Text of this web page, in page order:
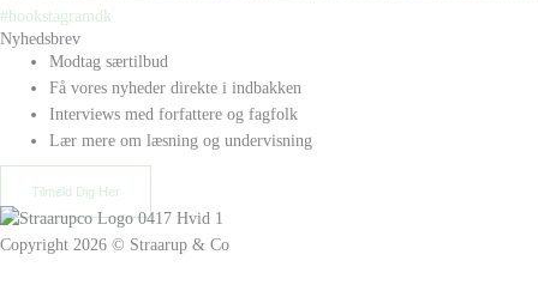
Nyhedsbrev
Modtag særtilbud
Få vores nyheder direkte i indbakken
Interviews med forfattere og fagfolk
Lær mere om læsning og undervisning
Tilmeld Dig Her
Copyright 2026 © Straarup & Co